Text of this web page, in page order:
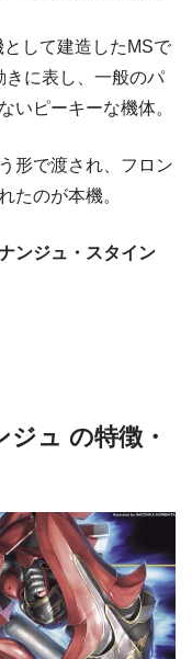
して建造したMSで
きに表し、一般のパ
いピーキーな機体。
形で渡され、フロン
たのが本機。
ンジュ・スタイン
ジュ の特徴・